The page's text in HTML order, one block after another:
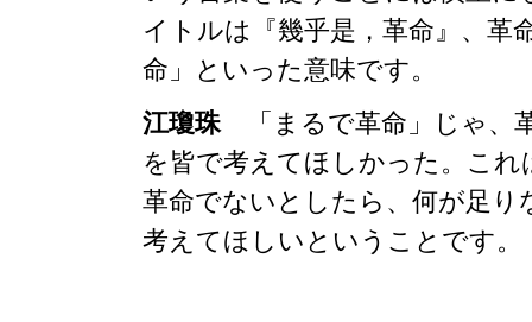
イトルは『幾乎是，革命』、革
命」といった意味です。
江瓊珠「まるで革命」じゃ、
を皆で考えてほしかった。こ
革命でないとしたら、何が足
考えてほしいということです。